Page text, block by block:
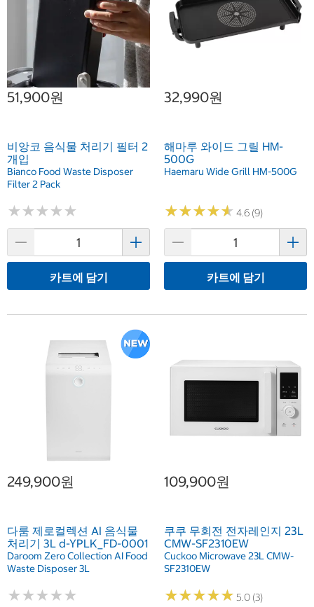
51,900원
비앙코 음식물 처리기 필터 2
개입
Bianco Food Waste Disposer
Filter 2 Pack
★★★★★
★★★★★
카트에 담기
32,990원
해마루 와이드 그릴 HM-
500G
Haemaru Wide Grill HM-500G
★★★★★
★★★★★ 4.6 (9)
카트에 담기
249,900원
다룸 제로컬렉션 AI 음식물
처리기 3L d-YPLK_FD-0001
Daroom Zero Collection AI Food
Waste Disposer 3L
★★★★★
★★★★★
109,900원
쿠쿠 무회전 전자레인지 23L
CMW-SF2310EW
Cuckoo Microwave 23L CMW-
SF2310EW
★★★★★
★★★★★ 5.0 (3)